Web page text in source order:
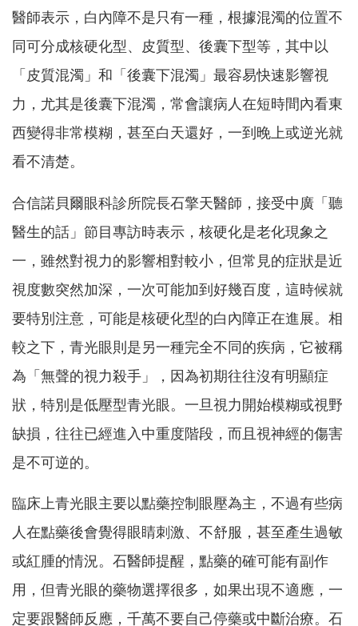
醫師表示，白內障不是只有一種，根據混濁的位置不
同可分成核硬化型、皮質型、後囊下型等，其中以
「皮質混濁」和「後囊下混濁」最容易快速影響視
力，尤其是後囊下混濁，常會讓病人在短時間內看東
西變得非常模糊，甚至白天還好，一到晚上或逆光就
看不清楚。
合信諾貝爾眼科診所院長石擎天醫師，接受中廣「聽
醫生的話」節目專訪時表示，核硬化是老化現象之
一，雖然對視力的影響相對較小，但常見的症狀是近
視度數突然加深，一次可能加到好幾百度，這時候就
要特別注意，可能是核硬化型的白內障正在進展。相
較之下，青光眼則是另一種完全不同的疾病，它被稱
為「無聲的視力殺手」，因為初期往往沒有明顯症
狀，特別是低壓型青光眼。一旦視力開始模糊或視野
缺損，往往已經進入中重度階段，而且視神經的傷害
是不可逆的。
臨床上青光眼主要以點藥控制眼壓為主，不過有些病
人在點藥後會覺得眼睛刺激、不舒服，甚至產生過敏
或紅腫的情況。石醫師提醒，點藥的確可能有副作
用，但青光眼的藥物選擇很多，如果出現不適應，一
定要跟醫師反應，千萬不要自己停藥或中斷治療。石